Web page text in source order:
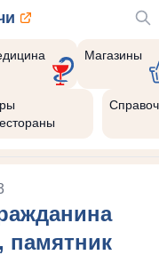
Магазины
памятник